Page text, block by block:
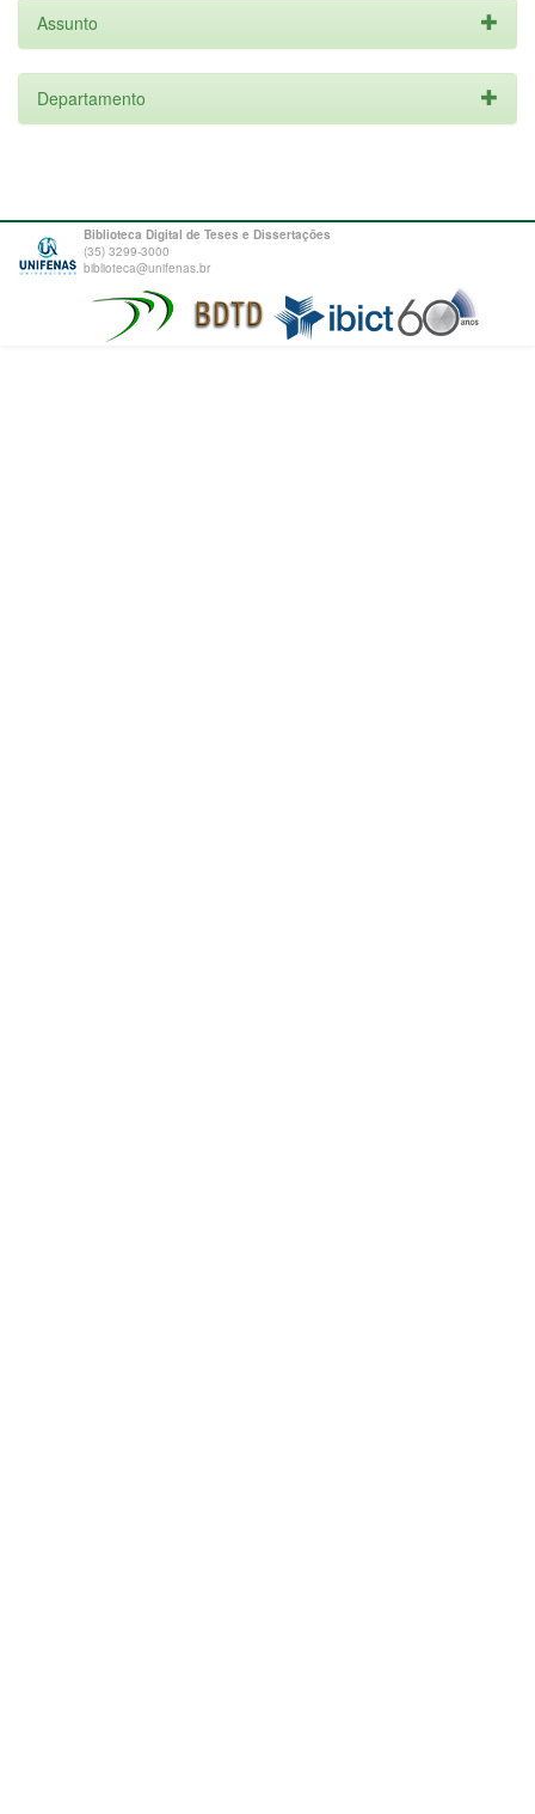
Assunto
Departamento
Biblioteca Digital de Teses e Dissertações
(35) 3299-3000
biblioteca@unifenas.br